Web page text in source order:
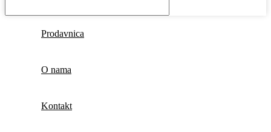
Prodavnica
O nama
Kontakt